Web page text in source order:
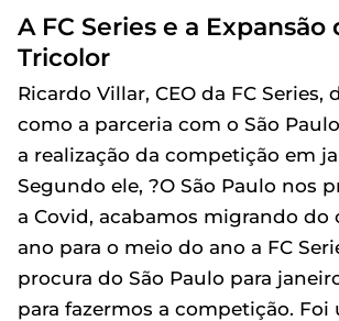
A FC Series e a Expansão
Tricolor
Ricardo Villar, CEO da FC Series,
como a parceria com o São
a realização da competição em
Segundo ele, ?O São Paulo nos
a Covid, acabamos migrando do
ano para o meio do ano a FC
procura do São Paulo para
para fazermos a competição. Foi